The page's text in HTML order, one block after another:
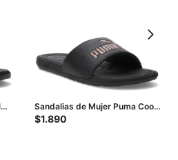
Sandalias de Mujer Puma Cool
Cat 2.0 Bx - Negro - Dorado
$1.890